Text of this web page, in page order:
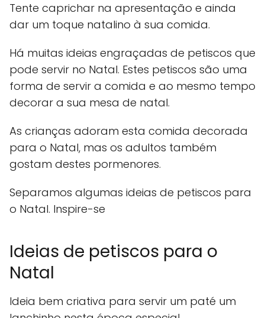
Tente caprichar na apresentação e ainda
dar um toque natalino à sua comida.
Há muitas ideias engraçadas de petiscos que
pode servir no Natal. Estes petiscos são uma
forma de servir a comida e ao mesmo tempo
decorar a sua mesa de natal.
As crianças adoram esta comida decorada
para o Natal, mas os adultos também
gostam destes pormenores.
Separamos algumas ideias de petiscos para
o Natal. Inspire-se
Ideias de petiscos para o
Natal
Ideia bem criativa para servir um paté um